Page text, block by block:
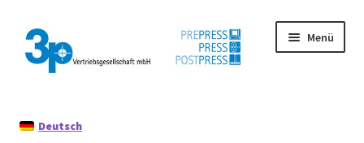
Zur
Navigation
springen
Zum
Inhalt
springen
Menü
Datenschutz
Deutsch